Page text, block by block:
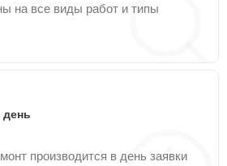
на все виды работ и типы
день
производится в день заявки